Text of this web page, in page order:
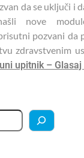
da se uključi i
nove
pozvani da
zdravstvenim
upitnik –